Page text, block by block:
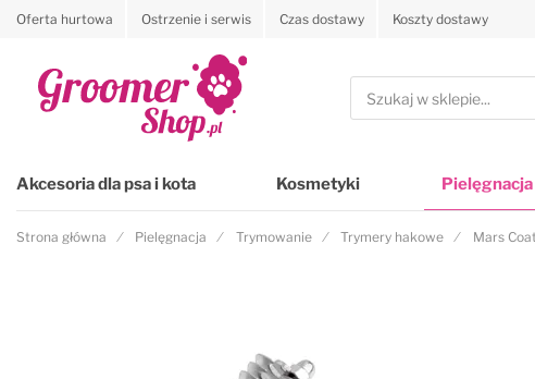
Oferta hurtowa Ostrzenie i serwis Czas dostawy Koszty dostawy
Szukaj
Akcesoria dla psa i kota Kosmetyki Pielęgnacja
Strona główna Pielęgnacja Trymowanie Trymery hakowe Mars